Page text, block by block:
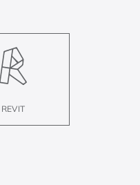
REVIT